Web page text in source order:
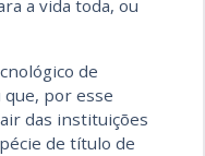
a vida toda, ou
de
por esse
das instituições
de título de